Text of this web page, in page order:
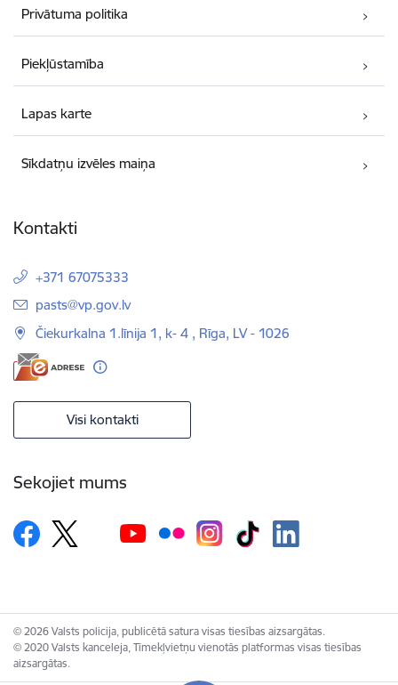
Privātuma politika
Piekļūstamība
Lapas karte
Sīkdatņu izvēles maiņa
Kontakti
+371 67075333
E-pasts:
pasts@vp.gov.lv
Čiekurkalna 1.līnija 1, k- 4 , Rīga, LV - 1026
Visi kontakti
Sekojiet mums
© 2026 Valsts policija, publicētā satura visas tiesības aizsargātas.
© 2020 Valsts kanceleja, Tīmekļvietņu vienotās platformas visas tiesības
aizsargātas.